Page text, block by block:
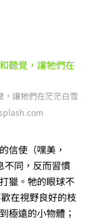
，讓牠們在茫茫白雪
信使（嘿美，
不同，反而習慣
獵。牠的眼球不
在視野良好的枝
極遠的小物體；